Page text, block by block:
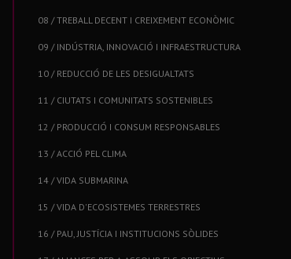
08 / TREBALL DECENT I CREIXEMENT ECONÒMIC
09 / INDÚSTRIA, INNOVACIÓ I INFRAESTRUCTURA
10 / REDUCCIÓ DE LES DESIGUALTATS
11 / CIUTATS I COMUNITATS SOSTENIBLES
12 / PRODUCCIÓ I CONSUM RESPONSABLES
13 / ACCIÓ PEL CLIMA
14 / VIDA SUBMARINA
15 / VIDA D'ECOSISTEMES TERRESTRES
16 / PAU, JUSTÍCIA I INSTITUCIONS SÒLIDES